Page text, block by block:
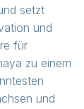
setzt
und
für
zu einem
und